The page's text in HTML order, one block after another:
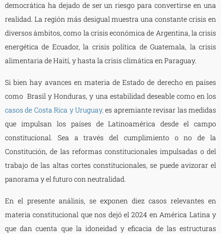
democrática ha dejado de ser un riesgo para convertirse en una
realidad. La región más desigual muestra una constante crisis en
diversos ámbitos, como la crisis económica de Argentina, la crisis
energética de Ecuador, la crisis política de Guatemala, la crisis
alimentaria de Haití, y hasta la crisis climática en Paraguay.
Si bien hay avances en materia de Estado de derecho en países
como Brasil y Honduras, y una estabilidad deseable como en los
casos de Costa Rica y Uruguay,es apremiante revisar las medidas
que impulsan los países de Latinoamérica desde el campo
constitucional. Sea a través del cumplimiento o no de la
Constitución, de las reformas constitucionales impulsadas o del
trabajo de las altas cortes constitucionales, se puede avizorar el
panorama y el futuro con neutralidad.
En el presente análisis, se exponen diez casos relevantes en
materia constitucional que nos dejó el 2024 en América Latina y
que dan cuenta que la idoneidad y eficacia de las estructuras